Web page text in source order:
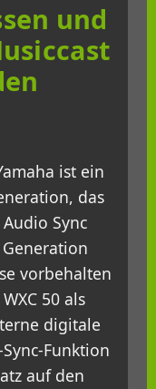
und
ist ein
das
Sync
vorbehalten
50 als
digitale
Funktion
auf den